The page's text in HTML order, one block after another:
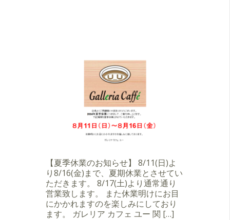
【夏季休業のお知らせ】 8/11(日)よ
り8/16(金)まで、夏期休業とさせてい
ただきます。 8/17(土)より通常通り
営業致します。 また休業明けにお目
にかかれますのを楽しみにしており
ます。 ガレリア カフェ ユー 関 […]